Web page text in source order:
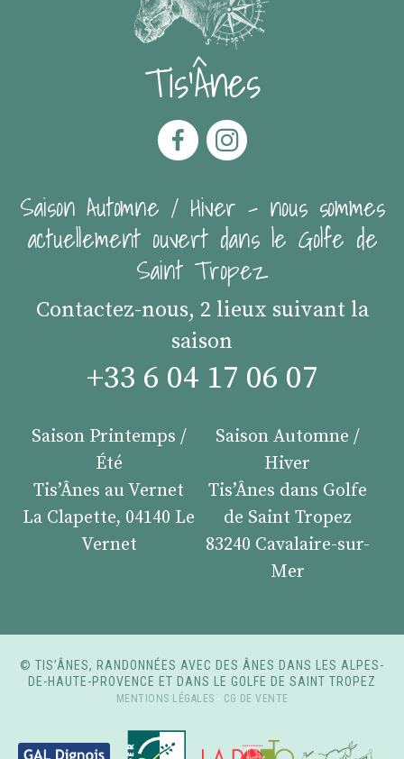
Tis'Ânes
Saison Automne / Hiver - nous sommes
actuellement ouvert dans le Golfe de
Saint Tropez
Contactez-nous, 2 lieux suivant la
saison
+33 6 04 17 06 07
Saison Printemps /
Été
Tis’Ânes au Vernet
La Clapette, 04140 Le
Vernet
Saison Automne /
Hiver
Tis’Ânes dans Golfe
de Saint Tropez
83240 Cavalaire-sur-
Mer
© TIS’ÂNES, RANDONNÉES AVEC DES ÂNES DANS LES ALPES-
DE-HAUTE-PROVENCE ET DANS LE GOLFE DE SAINT TROPEZ
MENTIONS LÉGALES - CG DE VENTE